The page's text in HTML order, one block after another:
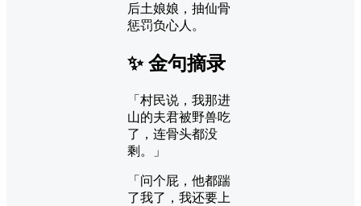
后土娘娘，抽仙骨
惩罚负心人。
✨ 金句摘录
「村民说，我那进
山的夫君被野兽吃
了，连骨头都没
剩。」
「问个屁，他都踹
了我了，我还要上